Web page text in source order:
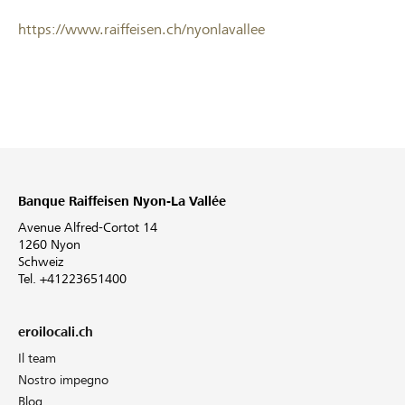
https://www.raiffeisen.ch/nyonlavallee
Banque Raiffeisen Nyon-La Vallée
Avenue Alfred-Cortot 14
1260 Nyon
Schweiz
Tel. +41223651400
eroilocali.ch
Il team
Nostro impegno
Blog